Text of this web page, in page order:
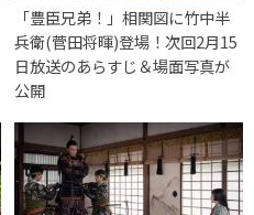
「豊臣兄弟！」相関図に竹中半
兵衛(菅田将暉)登場！次回2月15
日放送のあらすじ＆場面写真が
公開